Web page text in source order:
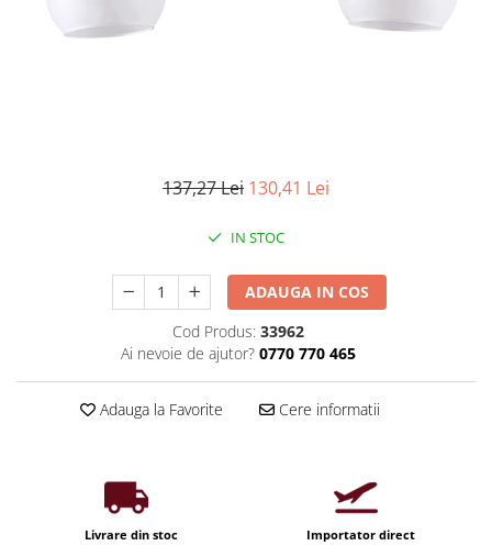
Iluminat arhitectural
Becuri LED cu filament
Corpuri de emergenta
Uncategorized
Profil banda LED
Iluminat festiv
Fotosenzori si Senzori de miscare
137,27 Lei 130,41 Lei
IN STOC
ADAUGA IN COS
Cod Produs: 33962
Ai nevoie de ajutor? 0770 770 465
Adauga la Favorite Cere informatii
Livrare din stoc Importator direct